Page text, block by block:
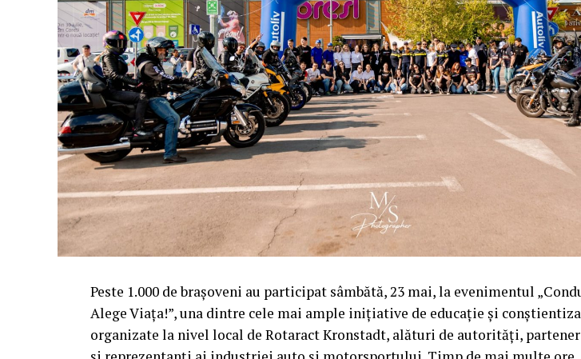
Peste 1.000 de brașoveni au participat sâmbătă, 23 mai, la evenimentul
Alege Viața!”, una dintre cele mai ample inițiative de educație și
organizate la nivel local de Rotaract Kronstadt, alături de autorități,